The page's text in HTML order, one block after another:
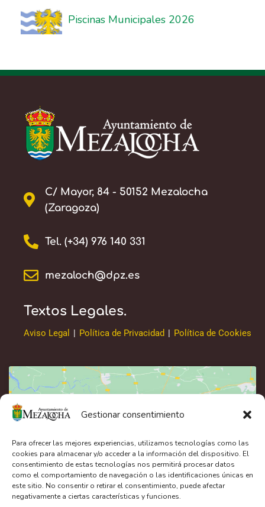
Gestionar consentimiento
Para ofrecer las mejores experiencias, utilizamos tecnologías como las
cookies para almacenar y/o acceder a la información del dispositivo. El
consentimiento de estas tecnologías nos permitirá procesar datos
como el comportamiento de navegación o las identificaciones únicas en
este sitio. No consentir o retirar el consentimiento, puede afectar
negativamente a ciertas características y funciones.
Piscinas Municipales 2026
C/ Mayor, 84 - 50152 Mezalocha
(Zaragoza)
Tel. (+34) 976 140 331
mezaloch@dpz.es
Textos Legales.
Aviso Legal | Política de Privacidad | Política de Cookies
Haz clic en «Estoy de acuerdo» para activar
Google maps
Política de cookies
Estoy de acuerdo